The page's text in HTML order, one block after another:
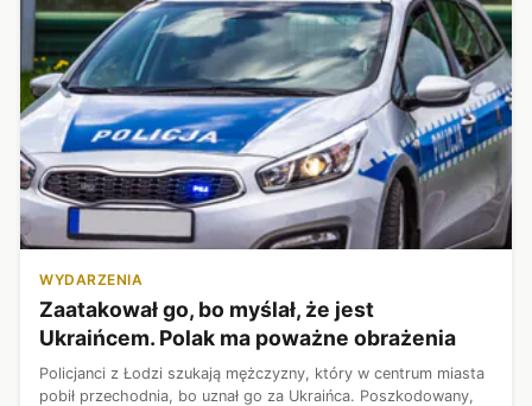
WYDARZENIA
Zaatakował go, bo myślał, że jest
Ukraińcem. Polak ma poważne obrażenia
Policjanci z Łodzi szukają mężczyzny, który w centrum miasta
pobił przechodnia, bo uznał go za Ukraińca. Poszkodowany,